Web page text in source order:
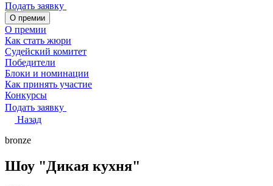
Подать заявку
О премии
О премии
Как стать жюри
Судейский комитет
Победители
Блоки и номинации
Как принять участие
Конкурсы
Подать заявку
Назад
bronze
Шоу "Дикая кухня"